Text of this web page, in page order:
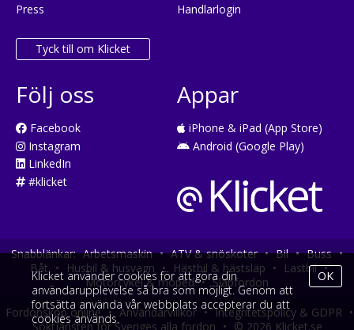
Press
Tyck till om Klicket
Handlarlogin
Följ oss
Facebook
Instagram
LinkedIn
#klicket
Appar
iPhone & iPad (App Store)
Android (Google Play)
Snabblänkar: Arbetsmaskin • ATV & snöskoter • Bil • Buss •
Båt • Husbil & husvagn • Hästbil & hästsläp • Lastbil •
Motorcykel & moped • Släpfordon
Fordonsköp online • Användarvillkor • Integritetspolicy & GDPR •
Söktjänsten för Sveriges alla fordon • © 2026 Klicket.se
Klicket använder cookies för att göra din
användarupplevelse så bra som möjligt. Genom att
fortsätta använda vår webbplats accepterar du att
cookies används.
OK